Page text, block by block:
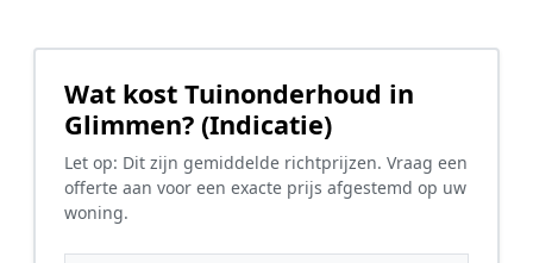
Wat kost Tuinonderhoud in
Glimmen? (Indicatie)
Let op: Dit zijn gemiddelde richtprijzen. Vraag een
offerte aan voor een exacte prijs afgestemd op uw
woning.